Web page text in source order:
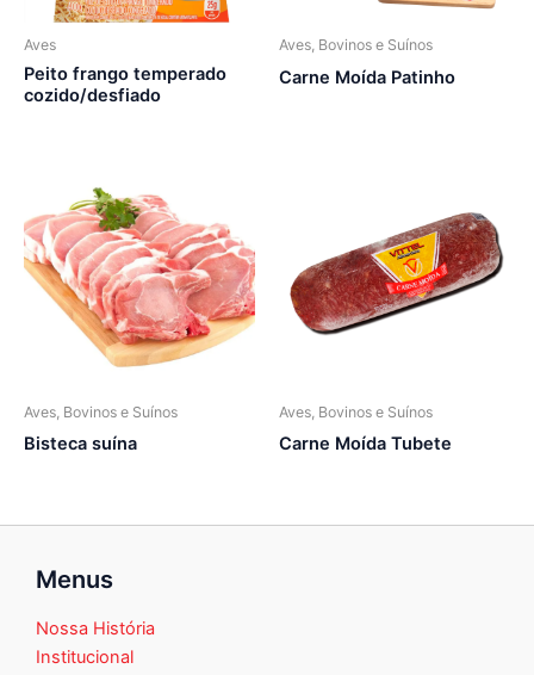
Aves
Peito frango temperado
cozido/desfiado
Aves, Bovinos e Suínos
Carne Moída Patinho
Aves, Bovinos e Suínos
Bisteca suína
Aves, Bovinos e Suínos
Carne Moída Tubete
Menus
Nossa História
Institucional